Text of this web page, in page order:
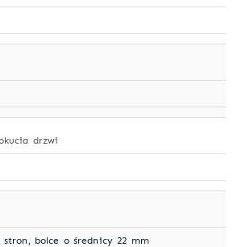
drzwi
bolce o średnicy 22 mm